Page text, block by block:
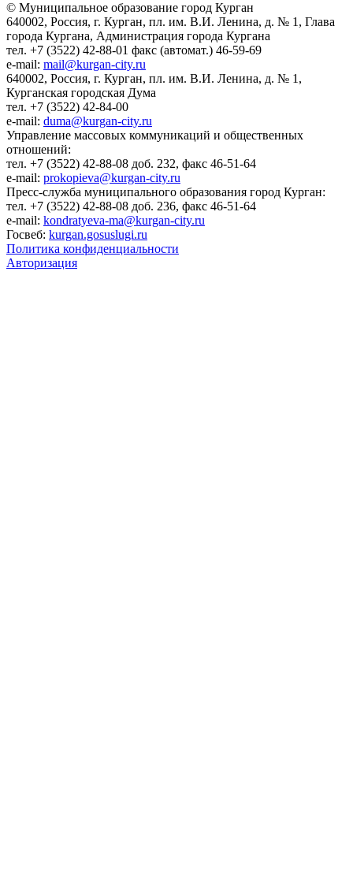
© Муниципальное образование город Курган
640002, Россия, г. Курган, пл. им. В.И. Ленина, д. № 1, Глава
города Кургана, Администрация города Кургана
тел. +7 (3522) 42-88-01 факс (автомат.) 46-59-69
e-mail: mail@kurgan-city.ru
640002, Россия, г. Курган, пл. им. В.И. Ленина, д. № 1,
Курганская городская Дума
тел. +7 (3522) 42-84-00
e-mail: duma@kurgan-city.ru
Управление массовых коммуникаций и общественных
отношений:
тел. +7 (3522) 42-88-08 доб. 232, факс 46-51-64
e-mail: prokopieva@kurgan-city.ru
Пресс-служба муниципального образования город Курган:
тел. +7 (3522) 42-88-08 доб. 236, факс 46-51-64
e-mail: kondratyeva-ma@kurgan-city.ru
Госвеб: kurgan.gosuslugi.ru
Политика конфиденциальности
Авторизация